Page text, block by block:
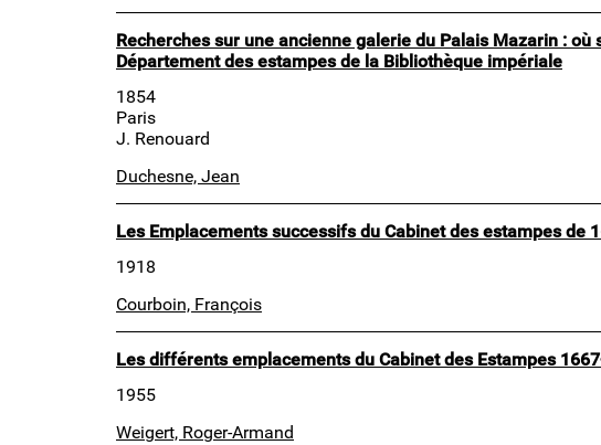
Recherches sur une ancienne galerie du Palais Mazarin :
Département des estampes de la Bibliothèque impériale
1854
Paris
J. Renouard
Duchesne, Jean
Les Emplacements successifs du Cabinet des estampes de
1918
Courboin, François
Les différents emplacements du Cabinet des Estampes
1955
Weigert, Roger-Armand